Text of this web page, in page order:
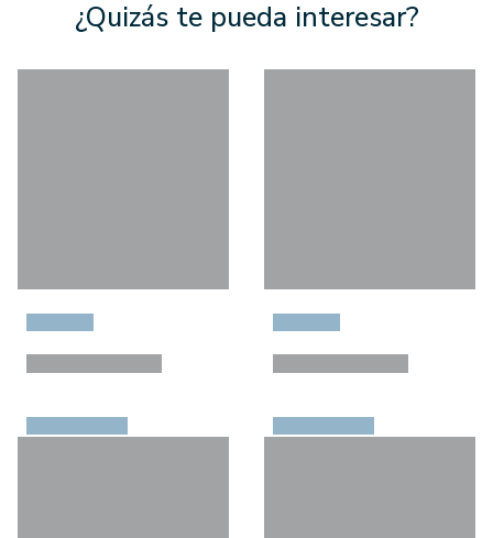
¿Quizás te pueda interesar?